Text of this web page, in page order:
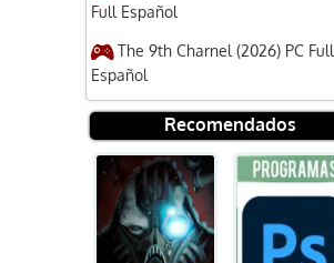
Full Español
The 9th Charnel (2026) PC Full
Español
Recomendados